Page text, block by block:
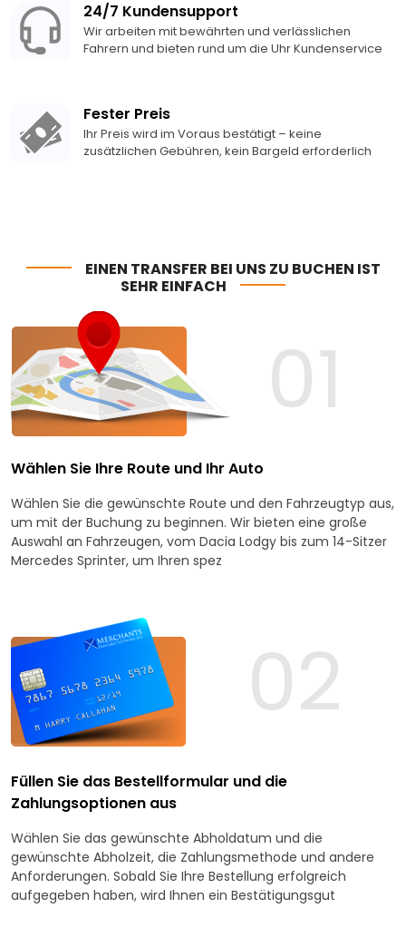
24/7 Kundensupport
Wir arbeiten mit bewährten und verlässlichen
Fahrern und bieten rund um die Uhr Kundenservice
Fester Preis
Ihr Preis wird im Voraus bestätigt – keine
zusätzlichen Gebühren, kein Bargeld erforderlich
EINEN TRANSFER BEI UNS ZU BUCHEN IST
SEHR EINFACH
01
Wählen Sie Ihre Route und Ihr Auto
Wählen Sie die gewünschte Route und den Fahrzeugtyp aus,
um mit der Buchung zu beginnen. Wir bieten eine große
Auswahl an Fahrzeugen, vom Dacia Lodgy bis zum 14-Sitzer
Mercedes Sprinter, um Ihren spez
02
Füllen Sie das Bestellformular und die
Zahlungsoptionen aus
Wählen Sie das gewünschte Abholdatum und die
gewünschte Abholzeit, die Zahlungsmethode und andere
Anforderungen. Sobald Sie Ihre Bestellung erfolgreich
aufgegeben haben, wird Ihnen ein Bestätigungsgut